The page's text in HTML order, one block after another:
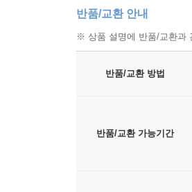
반품/교환 안내
※ 상품 설명에 반품/교환과
반품/교환 방법
반품/교환 가능기간